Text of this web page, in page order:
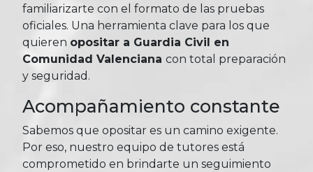
familiarizarte con el formato de las pruebas
oficiales. Una herramienta clave para los que
quieren opositar a Guardia Civil en
Comunidad Valenciana con total preparación
y seguridad.
Acompañamiento constante
Sabemos que opositar es un camino exigente.
Por eso, nuestro equipo de tutores está
comprometido en brindarte un seguimiento